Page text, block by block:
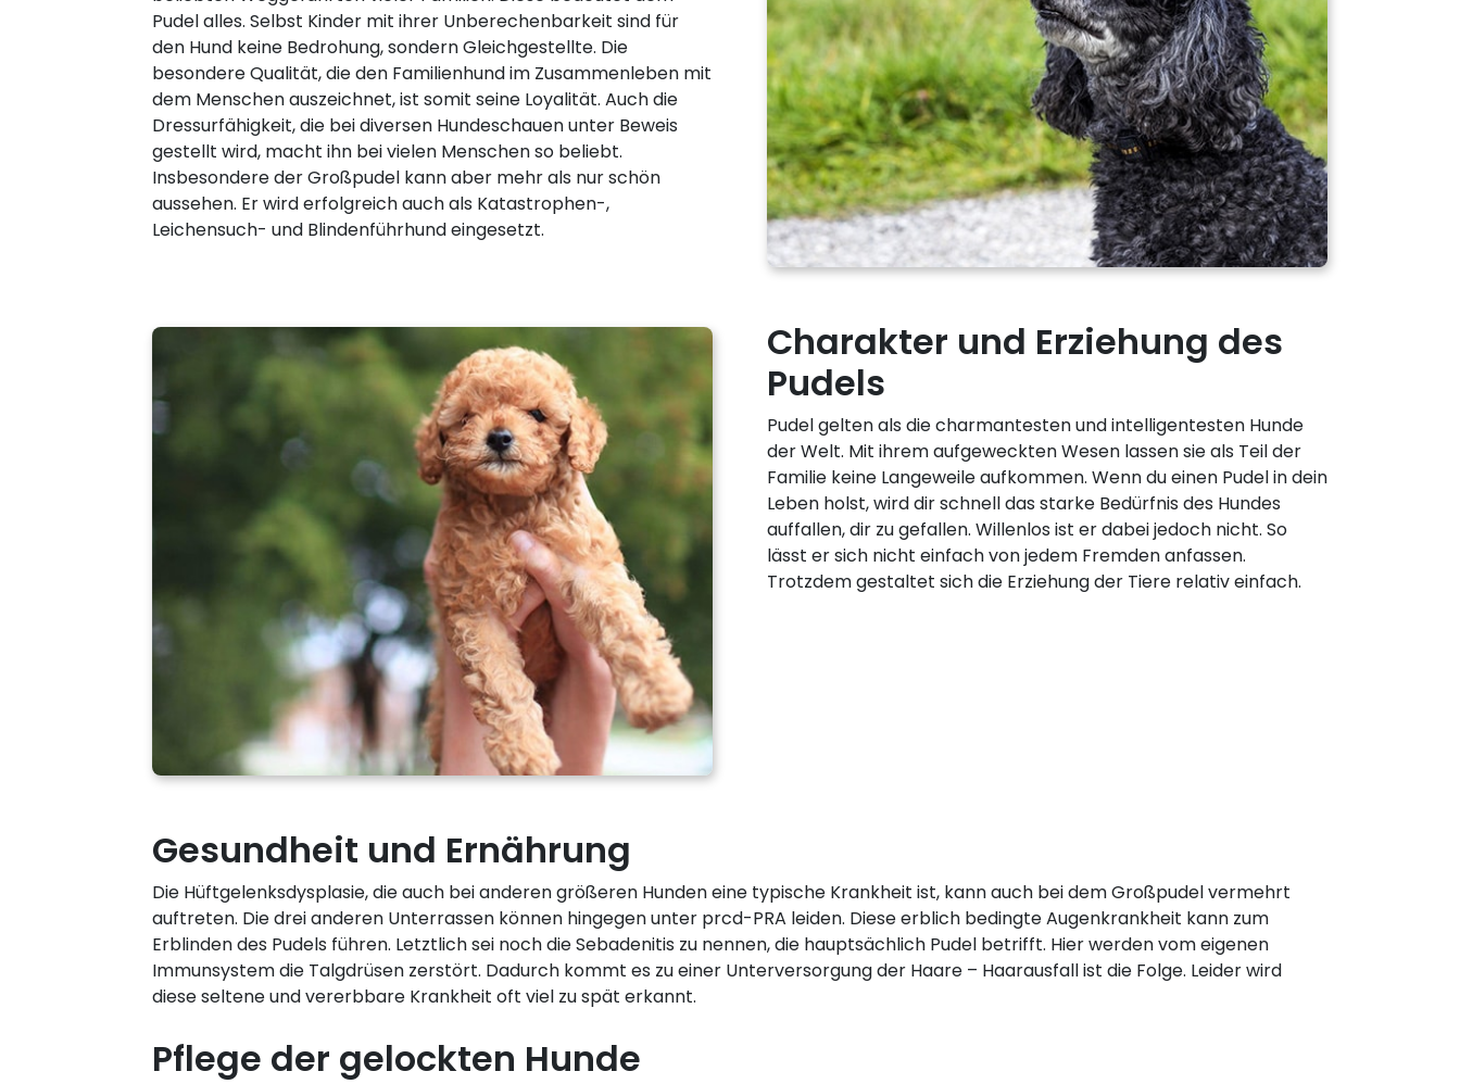
Pudel alles. Selbst Kinder mit ihrer Unberechenbarkeit sind für
den Hund keine Bedrohung, sondern Gleichgestellte. Die
besondere Qualität, die den Familienhund im Zusammenleben mit
dem Menschen auszeichnet, ist somit seine Loyalität. Auch die
Dressurfähigkeit, die bei diversen Hundeschauen unter Beweis
gestellt wird, macht ihn bei vielen Menschen so beliebt.
Insbesondere der Großpudel kann aber mehr als nur schön
aussehen. Er wird erfolgreich auch als Katastrophen-,
Leichensuch- und Blindenführhund eingesetzt.
Charakter und Erziehung des
Pudels
Pudel gelten als die charmantesten und intelligentesten Hunde
der Welt. Mit ihrem aufgeweckten Wesen lassen sie als Teil der
Familie keine Langeweile aufkommen. Wenn du einen Pudel in dein
Leben holst, wird dir schnell das starke Bedürfnis des Hundes
auffallen, dir zu gefallen. Willenlos ist er dabei jedoch nicht. So
lässt er sich nicht einfach von jedem Fremden anfassen.
Trotzdem gestaltet sich die Erziehung der Tiere relativ einfach.
Gesundheit und Ernährung
Die Hüftgelenksdysplasie, die auch bei anderen größeren Hunden eine typische Krankheit ist, kann auch bei dem Großpudel vermehrt
auftreten. Die drei anderen Unterrassen können hingegen unter prcd-PRA leiden. Diese erblich bedingte Augenkrankheit kann zum
Erblinden des Pudels führen. Letztlich sei noch die Sebadenitis zu nennen, die hauptsächlich Pudel betrifft. Hier werden vom eigenen
Immunsystem die Talgdrüsen zerstört. Dadurch kommt es zu einer Unterversorgung der Haare – Haarausfall ist die Folge. Leider wird
diese seltene und vererbbare Krankheit oft viel zu spät erkannt.
Pflege der gelockten Hunde